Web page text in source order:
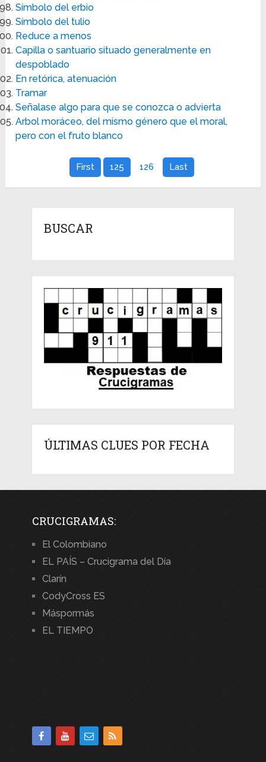
Símbolo del erbio
Símbolo del tulio
Reduce a menos
Capilla o santuario situado generalmente en
despoblado
En retórica, atenuación
Tramar
Señalase algo para que se conozca o advierta
Arbol moráceo, del mismo género que el moral,
pero con el fruto blanco
First 125 126 Last
BUSCAR
ÚLTIMAS CLUES POR FECHA
CRUCIGRAMAS:
El Colombiano
EL PAÍS – Crucigrama del Día
Clarín
CodyCross ES
Máspormás
EL TIEMPO